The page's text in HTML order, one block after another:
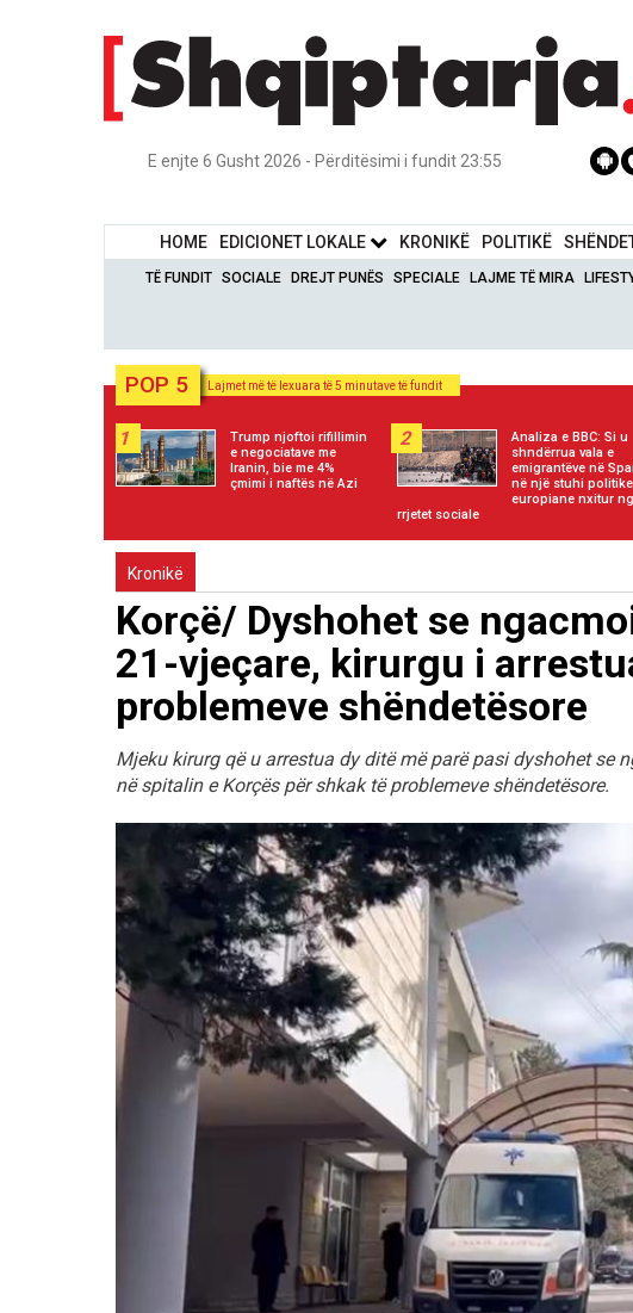
E enjte 6 Gusht 2026 - Përditësimi i fundit 23:55
HOME EDICIONET LOKALE KRONIKË POLITIKË
TË FUNDIT SOCIALE DREJT PUNËS SPECIALE LAJME TË MIRA
POP 5 Lajmet më të lexuara të 5 minutave të fundit
1
Trump njoftoi rifillimin
e negociatave me
Iranin, bie me 4%
çmimi i naftës në Azi
2
Analiza e BBC: Si u
shndërrua vala e
emigrantëve në
në një stuhi politike
europiane nxitur
rrjetet sociale
Kronikë
Korçë/ Dyshohet se
21-vjeçare, kirurgu i
problemeve shëndetësore
Mjeku kirurg që u arrestua dy ditë më parë pasi dyshohet se
në spitalin e Korçës për shkak të problemeve shëndetësore.